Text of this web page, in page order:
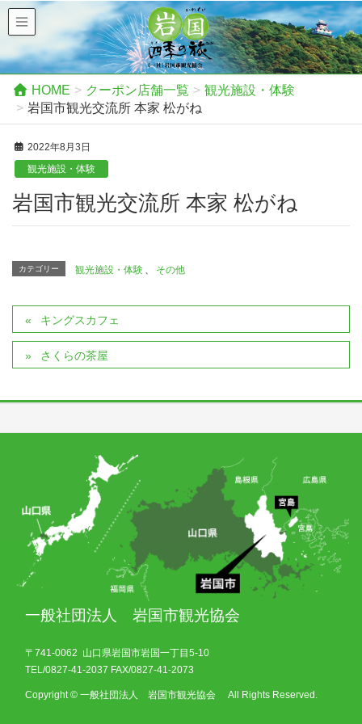
HOME クーポン店舗一覧
観光施設・体験
岩国市観光交流所 本家 松がね
2022年8月3日
観光施設・体験
岩国市観光交流所 本家 松がね
カテゴリー 観光施設・体験 その他
キングスカフェ
さくらの茶屋
一般社団法人 岩国市観光協会
〒741-0062 山口県岩国市岩国一丁目5-10
TEL/0827-41-2037 FAX/0827-41-2073
Copyright © 一般社団法人 岩国市観光協会 All Rights Reserved.